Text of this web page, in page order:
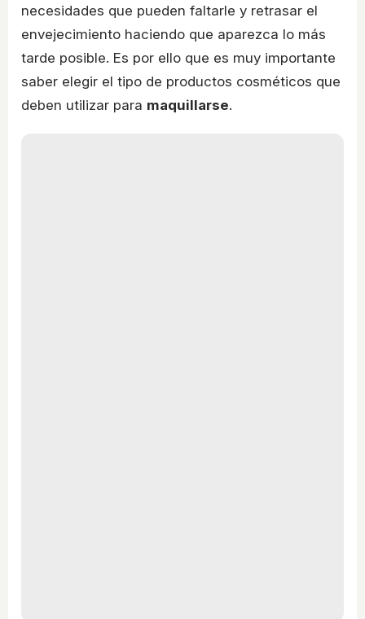
necesidades que pueden faltarle y retrasar el
envejecimiento haciendo que aparezca lo más
tarde posible. Es por ello que es muy importante
saber elegir el tipo de productos cosméticos que
deben utilizar para maquillarse.